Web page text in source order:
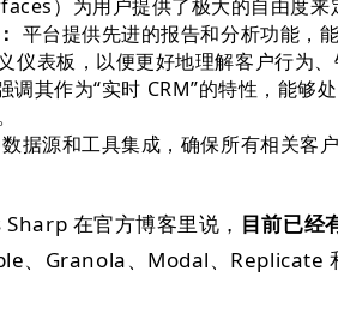
）为用户提供了极大的自由度来
平台提供先进的报告和分析功能，
仪表板，以便更好地理解客户行为、
调其作为“实时 CRM”的特性，能够
据源和工具集成，确保所有相关客
在官方博客里说， 目前已经
、Granola、Modal、Replicate